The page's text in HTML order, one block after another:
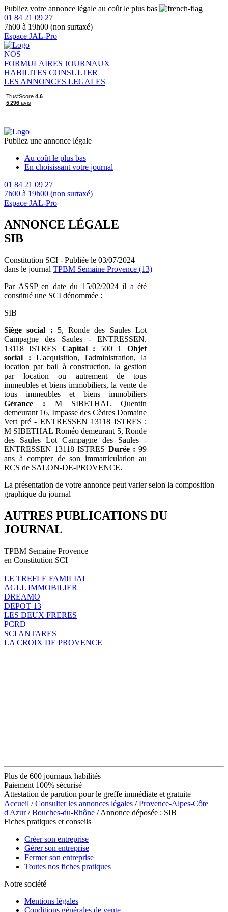
Publiez votre annonce légale au coût le plus bas
01 84 21 09 27
7h00 à 19h00 (non surtaxé)
Espace JAL-Pro
NOS
FORMULAIRES JOURNAUX
HABILITES CONSULTER
LES ANNONCES LEGALES
Publiez une annonce légale
Au coût le plus bas
En choisissant votre journal
01 84 21 09 27
7h00 à 19h00 (non surtaxé)
Espace JAL-Pro
ANNONCE LÉGALE
SIB
Constitution SCI - Publiée le 03/07/2024
dans le journal TPBM Semaine Provence (13)
Par ASSP en date du 15/02/2024 il a été
constitué une SCI dénommée :
SIB
Siège social : 5, Ronde des Saules Lot
Campagne des Saules - ENTRESSEN,
13118 ISTRES Capital : 500 €Objet
social : L'acquisition, l'administration, la
location par bail à construction, la gestion
par location ou autrement de tous
immeubles et biens immobiliers, la vente de
tous immeubles et biens immobiliers
Gérance : M SIBETHAL Quentin
demeurant 16, Impasse des Cèdres Domaine
Vert pré - ENTRESSEN 13118 ISTRES ;
M SIBETHAL Roméo demeurant 5, Ronde
des Saules Lot Campagne des Saules -
ENTRESSEN 13118 ISTRES Durée : 99
ans à compter de son immatriculation au
RCS de SALON-DE-PROVENCE.
La présentation de votre annonce peut varier selon la composition
graphique du journal
AUTRES PUBLICATIONS DU
JOURNAL
TPBM Semaine Provence
en Constitution SCI
LE TREFLE FAMILIAL
AGLL IMMOBILIER
DREAMO
DEPOT 13
LES DEUX FRERES
PCRD
SCI ANTARES
LA CROIX DE PROVENCE
Plus de 600 journaux habilités
Paiement 100% sécurisé
Attestation de parution pour le greffe immédiate et gratuite
Accueil /Consulter les annonces légales /Provence-Alpes-Côte
d'Azur/Bouches-du-Rhône / Annonce déposée : SIB
Fiches pratiques et conseils
Créer son entreprise
Gérer son entreprise
Fermer son entreprise
Toutes nos fiches pratiques
Notre société
Mentions légales
Conditions générales de vente